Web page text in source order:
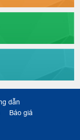
dẫn
Báo giá